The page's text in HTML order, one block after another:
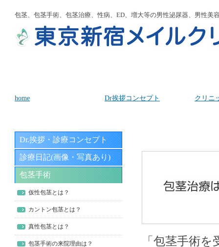
包茎、包茎手術、包茎治療、性病、ED、増大等の男性泌尿器、男性美
home Dr挨拶コンセプト クリニ
「包茎手術
Dr.挨拶・診療コンセプト
診療日記(画像・写真あり)
包茎手術
仮性包茎とは？
カントン包茎とは？
真性包茎とは？
包茎手術の来院理由は？